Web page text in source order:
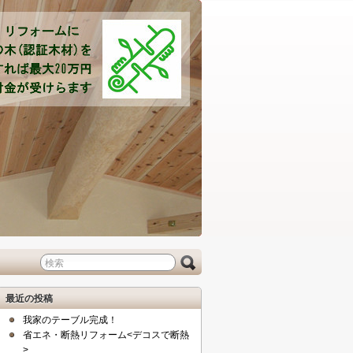
最近の投稿
我家のテーブル完成！
省エネ・断熱リフォーム<デコスで断熱
>